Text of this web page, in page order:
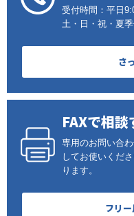
受付時間：平日
土・日・祝・夏
さ
FAXで相談
専用のお問い合
してお使いくだ
ります。
フリ